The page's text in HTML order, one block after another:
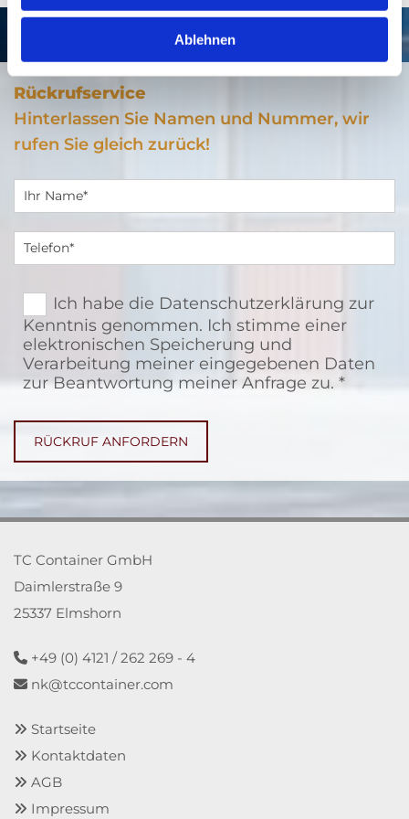
Ablehnen
Rückrufservice
Hinterlassen Sie Namen und Nummer, wir
rufen Sie gleich zurück!
Ich habe die Datenschutzerklärung zur
Kenntnis genommen. Ich stimme einer
elektronischen Speicherung und
Verarbeitung meiner eingegebenen Daten
zur Beantwortung meiner Anfrage zu. *
TC Container GmbH
Daimlerstraße 9
25337 Elmshorn
 +49 (0) 4121 / 262 269 - 4
 nk@tccontainer.com
 Startseite
 Kontaktdaten
 AGB
 Impressum